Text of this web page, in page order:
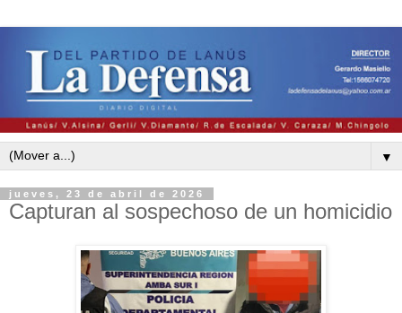
▼
jueves, 23 de abril de 2026
Capturan al sospechoso de un homicidio